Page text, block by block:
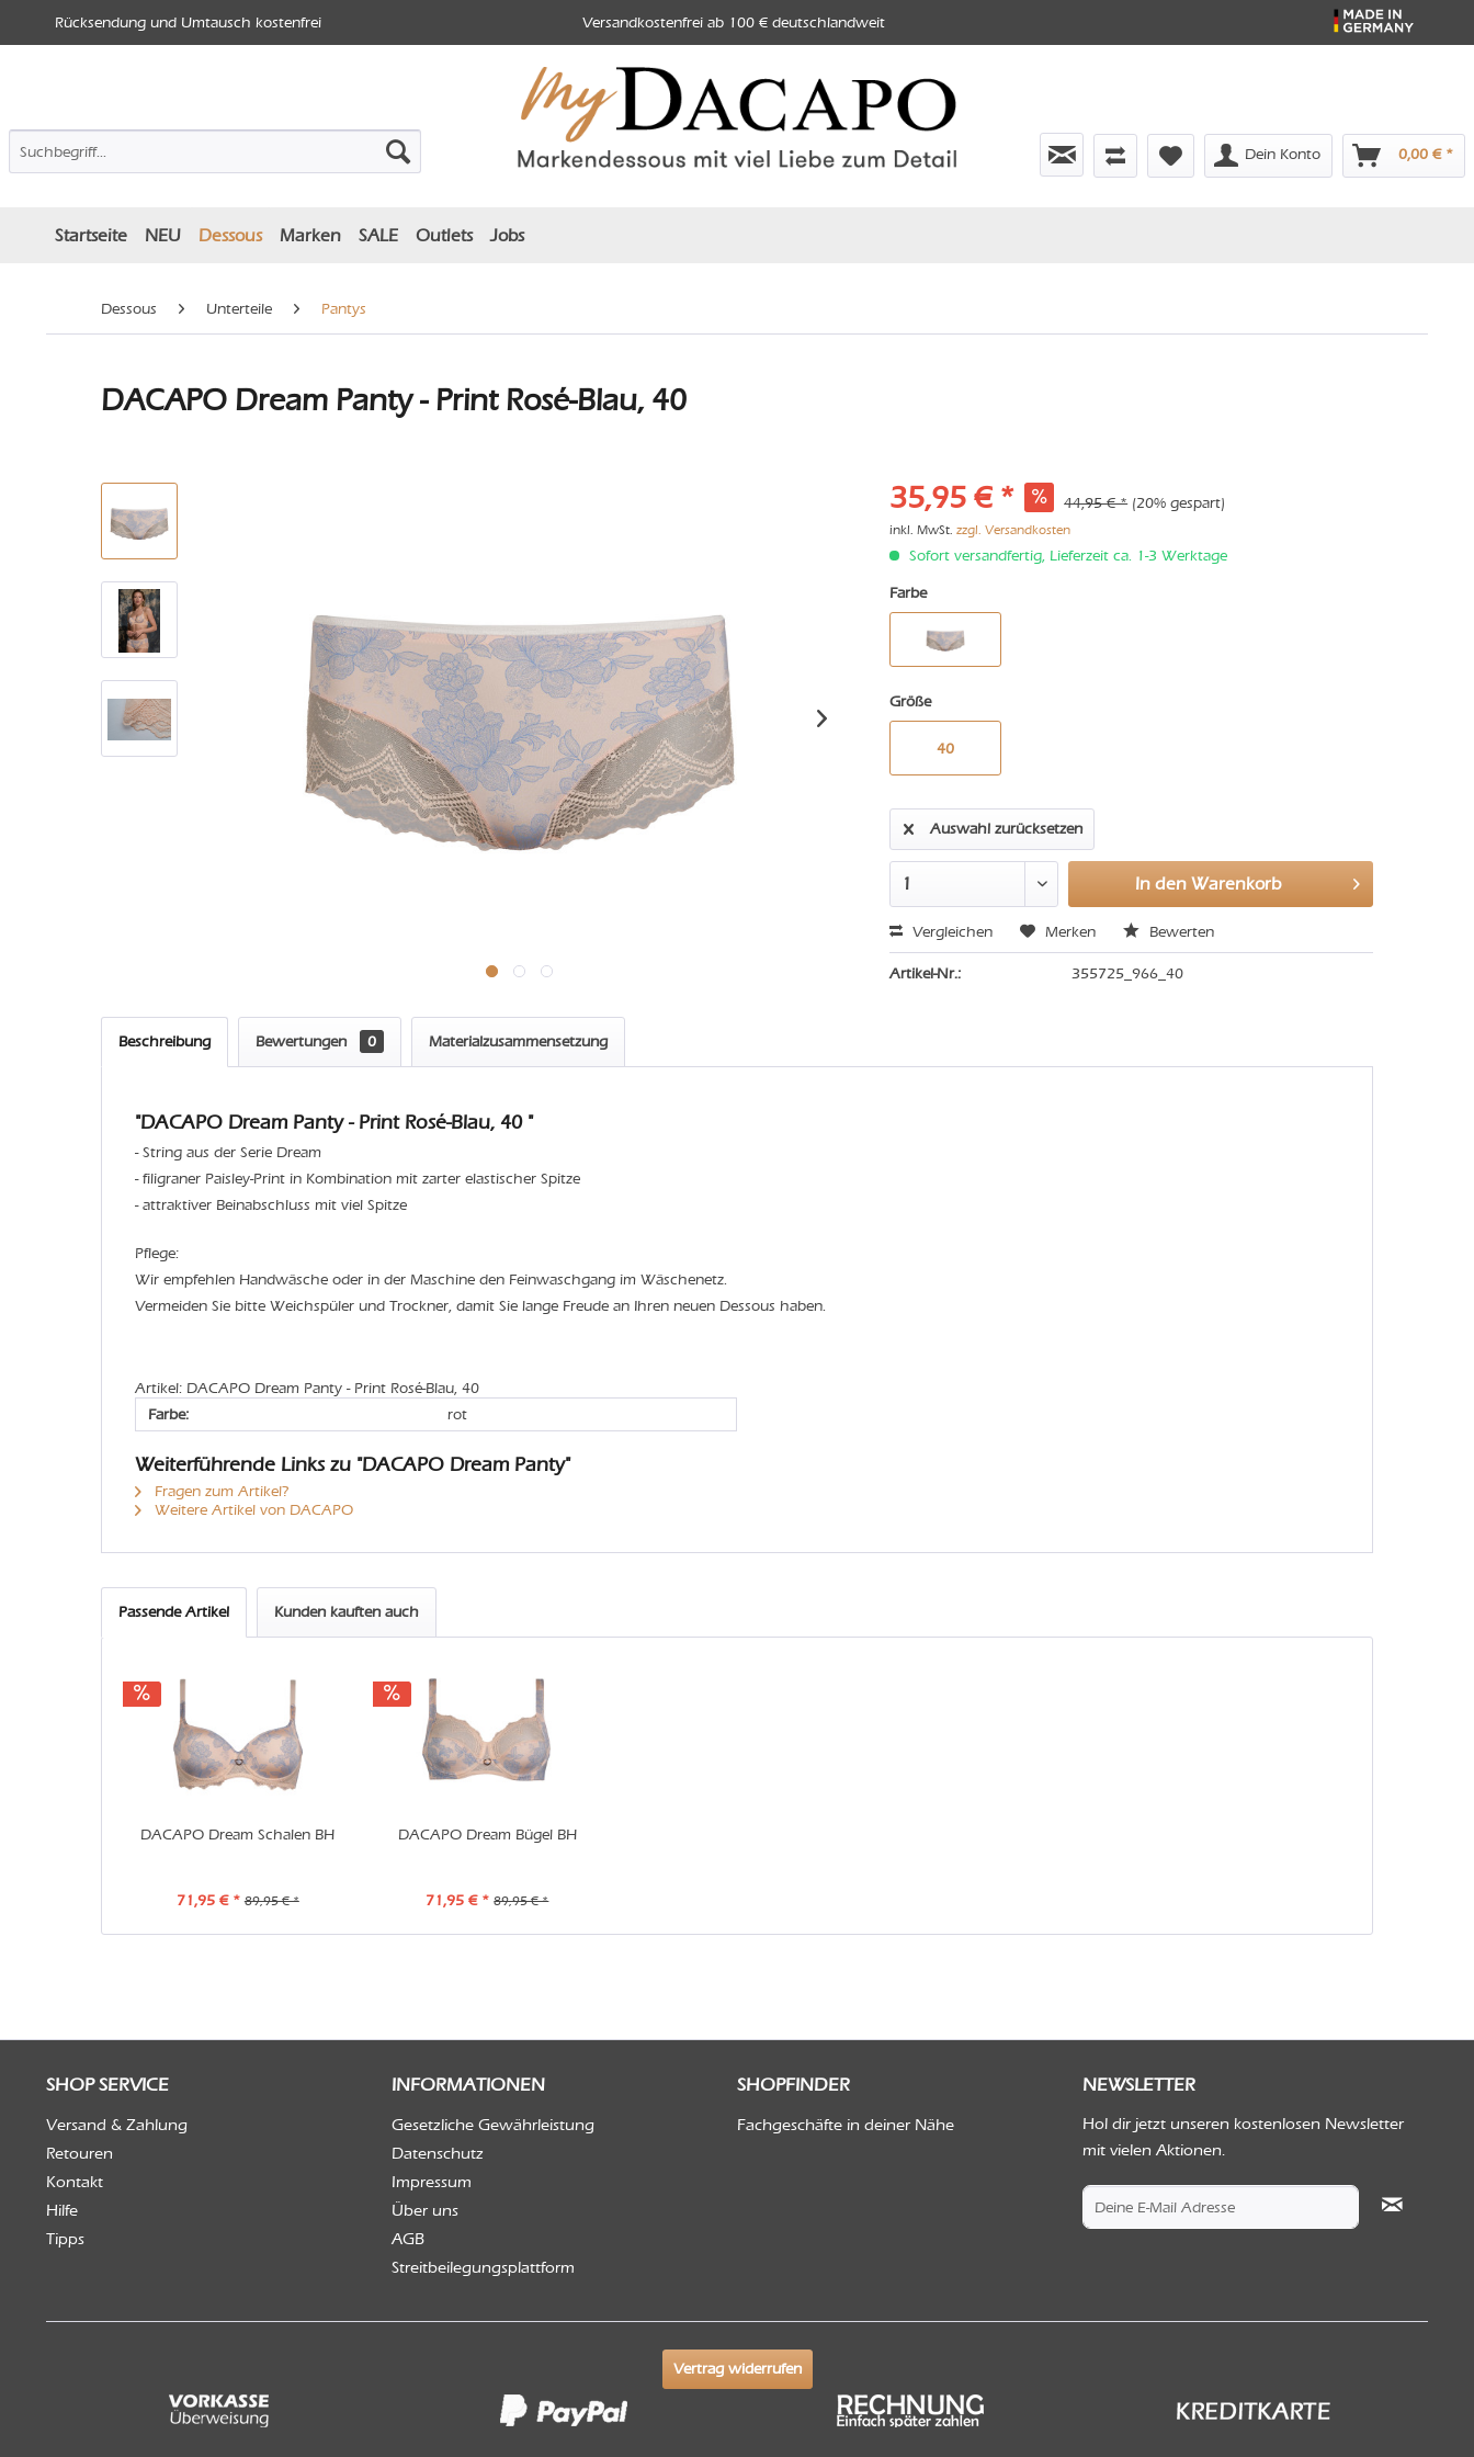
Rücksendung und Umtausch kostenfrei Versandkostenfrei ab 100 € deutschlandweit
Dein Konto 0,00 € *
Startseite NEU Dessous Marken SALE Outlets Jobs
Dessous Unterteile Pantys
DACAPO Dream Panty - Print Rosé-Blau, 40
35,95 € * 44,95 € * (20% gespart)
inkl. MwSt.zzgl. Versandkosten
Sofort versandfertig, Lieferzeit ca. 1-3 Werktage
Farbe
Größe
40
Auswahl zurücksetzen
In den Warenkorb
Vergleichen Merken Bewerten
Artikel-Nr.: 355725_966_40
Beschreibung Bewertungen 0 Materialzusammensetzung
"DACAPO Dream Panty - Print Rosé-Blau, 40 "
- String aus der Serie Dream
- filigraner Paisley-Print in Kombination mit zarter elastischer Spitze
- attraktiver Beinabschluss mit viel Spitze
Pflege:
Wir empfehlen Handwäsche oder in der Maschine den Feinwaschgang im Wäschenetz.
Vermeiden Sie bitte Weichspüler und Trockner, damit Sie lange Freude an Ihren neuen Dessous haben.
Artikel: DACAPO Dream Panty - Print Rosé-Blau, 40
Farbe:
rot
Weiterführende Links zu "DACAPO Dream Panty"
Fragen zum Artikel?
Weitere Artikel von DACAPO
Passende Artikel Kunden kauften auch
DACAPO Dream Schalen BH
71,95 € * 89,95 € *
DACAPO Dream Bügel BH
71,95 € * 89,95 € *
SHOP SERVICE
Versand & Zahlung
Retouren
Kontakt
Hilfe
Tipps
INFORMATIONEN
Gesetzliche Gewährleistung
Datenschutz
Impressum
Über uns
AGB
Streitbeilegungsplattform
SHOPFINDER
Fachgeschäfte in deiner Nähe
NEWSLETTER
Hol dir jetzt unseren kostenlosen Newsletter
mit vielen Aktionen.
Vertrag widerrufen